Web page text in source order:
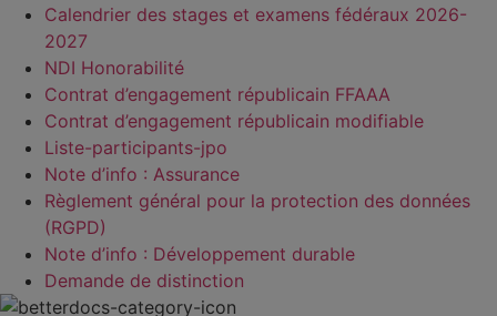
Calendrier des stages et examens fédéraux 2026-
2027
NDI Honorabilité
Contrat d’engagement républicain FFAAA
Contrat d’engagement républicain modifiable
Liste-participants-jpo
Note d’info : Assurance
Règlement général pour la protection des données
(RGPD)
Note d’info : Développement durable
Demande de distinction